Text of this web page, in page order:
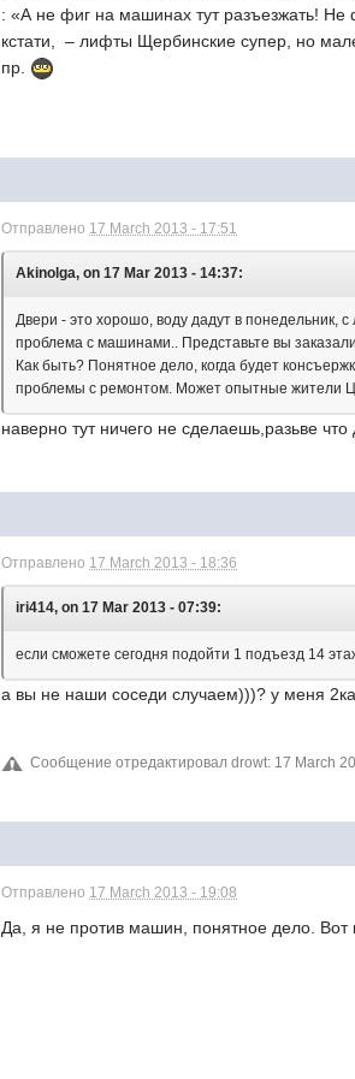
: «А не фиг на машинах тут разъезжать! Не
кстати, – лифты Щербинские супер, но
пр.
Отправлено 17 March 2013 - 17:51
Akinolga, on 17 Mar 2013 - 14:37:
Двери - это хорошо, воду дадут в понедельник,
проблема с машинами.. Представьте вы
Как быть? Понятное дело, когда будет
проблемы с ремонтом. Может опытные жители
наверно тут ничего не сделаешь,разьве
Отправлено 17 March 2013 - 18:36
iri414, on 17 Mar 2013 - 07:39:
если сможете сегодня подойти 1 подъезд 14
а вы не наши соседи случаем)))? у меня
Сообщение отредактировал drowt: 17 March
Отправлено 17 March 2013 - 19:08
Да, я не против машин, понятное дело. Вот